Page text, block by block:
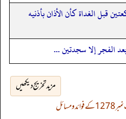
قبل الغداة كأن الأذان بأذنيه
الفجر إلا سجدتين ...
مزید تخریج دیکھیں
مسائل